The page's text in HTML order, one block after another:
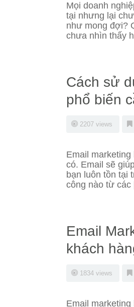
Mọi doanh
tại nhưng lại
như mong đợi?
chưa nhìn thấy
Cách sử
phổ biến
2207 views
Email
có. Email sẽ
bạn luôn tồn tại
công nào từ
Email
khách
1834 views
Email